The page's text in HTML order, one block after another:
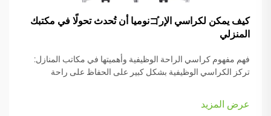
كيف يمكن لكراسي الإرゴنوميا أن تُحدث تحولًا في مكتبك
المنزلي
فهم مفهوم كراسي الراحة الوظيفية وأهميتها في مكاتب المنازل:
تركز الكراسي الوظيفية بشكل كبير على الحفاظ على راحة
النماذج مزودة بـ...
عرض المزيد